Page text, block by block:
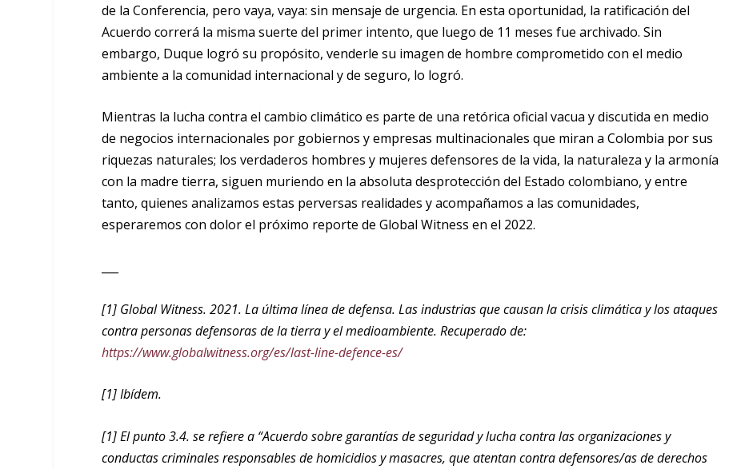
de la Conferencia, pero vaya, vaya: sin mensaje de urgencia. En esta oportunidad, la ratificación del
Acuerdo correrá la misma suerte del primer intento, que luego de 11 meses fue archivado. Sin
embargo, Duque logró su propósito, venderle su imagen de hombre comprometido con el medio
ambiente a la comunidad internacional y de seguro, lo logró.
Mientras la lucha contra el cambio climático es parte de una retórica oficial vacua y discutida en medio
de negocios internacionales por gobiernos y empresas multinacionales que miran a Colombia por sus
riquezas naturales; los verdaderos hombres y mujeres defensores de la vida, la naturaleza y la armonía
con la madre tierra, siguen muriendo en la absoluta desprotección del Estado colombiano, y entre
tanto, quienes analizamos estas perversas realidades y acompañamos a las comunidades,
esperaremos con dolor el próximo reporte de Global Witness en el 2022.
[1] Global Witness. 2021. La última línea de defensa. Las industrias que causan la crisis climática y los ataques
contra personas defensoras de la tierra y el medioambiente. Recuperado de:
https://www.globalwitness.org/es/last-line-defence-es/
[1] Ibídem.
[1] El punto 3.4. se refiere a “Acuerdo sobre garantías de seguridad y lucha contra las organizaciones y
conductas criminales responsables de homicidios y masacres, que atentan contra defensores/as de derechos